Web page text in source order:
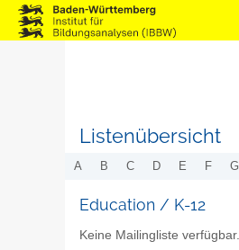
Listenübersicht
A B C D E F G
Education / K-12
Keine Mailingliste verfügbar.